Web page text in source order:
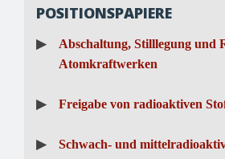
POSITIONSPAPIERE
▶
Abschaltung, Stilllegung und
Atomkraftwerken
▶ Freigabe von radioaktiven
▶ Schwach- und